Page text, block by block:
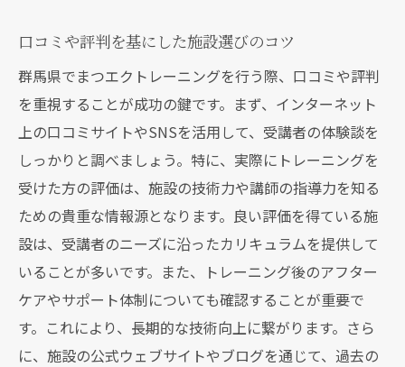
口コミや評判を基にした施設選びのコツ
群馬県でまつエクトレーニングを行う際、口コミや評判
を重視することが成功の鍵です。まず、インターネット
上の口コミサイトやSNSを活用して、受講者の体験談を
しっかりと調べましょう。特に、実際にトレーニングを
受けた方の評価は、施設の技術力や講師の指導力を知る
ための貴重な情報源となります。良い評価を得ている施
設は、受講者のニーズに沿ったカリキュラムを提供して
いることが多いです。また、トレーニング後のアフター
ケアやサポート体制についても確認することが重要で
す。これにより、長期的な技術向上に繋がります。さら
に、施設の公式ウェブサイトやブログを通じて、過去の